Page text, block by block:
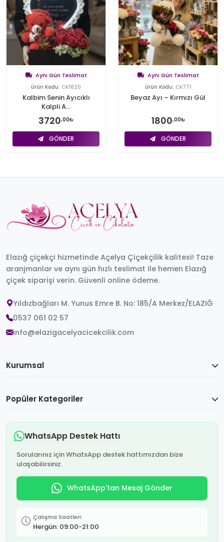
Aynı Gün Teslimat
Ürün Kodu: CK1820
Kalbim Senin Ayıcıklı
Kalpli A...
3720,00₺
GÖNDER
Aynı Gün Teslimat
Ürün Kodu: CK771
Beyaz Ayı – Kırmızı Gül
1800,00₺
GÖNDER
Elazığ çiçekçi hizmetinde Açelya Çiçekçilik kalitesi! Taze
aranjmanlar ve aynı gün hızlı teslimat ile hemen Elazığ
çiçek siparişi verin. Güvenli online ödeme.
Yıldızbağları M. Yunus Emre B. No: 185/A Merkez/ELAZIĞ
0537 061 02 57
info@elazigacelyacicekcilik.com
Kurumsal
Popüler Kategoriler
WhatsApp Destek Hattı
Sorularınız için WhatsApp destek hattımızdan bize
ulaşabilirsiniz.
WhatsApp'tan Mesaj Gönder
Çalışma Saatleri:
Hergün: 09:00-21:00